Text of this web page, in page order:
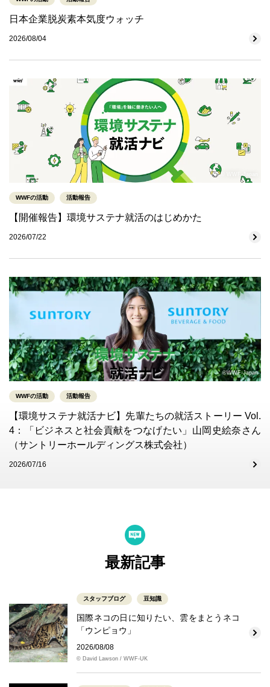
日本企業脱炭素本気度ウォッチ
2026/08/04
© WWF-Japan
WWFの活動 活動報告
【開催報告】環境サステナ就活のはじめかた
2026/07/22
©WWF-Japan
WWFの活動 活動報告
【環境サステナ就活ナビ】先輩たちの就活ストーリー Vol.
4：「ビジネスと社会貢献をつなげたい」山岡史絵奈さん
（サントリーホールディングス株式会社）
2026/07/16
最新記事
スタッフブログ 豆知識
国際ネコの日に知りたい、雲をまとうネコ
「ウンピョウ」
2026/08/08
© David Lawson / WWF-UK